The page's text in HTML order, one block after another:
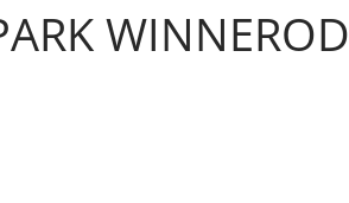
WINNEROD